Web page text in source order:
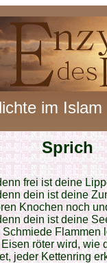
im Islam
Sprich
frei ist deine
dein ist deine
Knochen noch
dein ist deine
Schmiede Flammen
röter wird, wie
jeder Kettenring